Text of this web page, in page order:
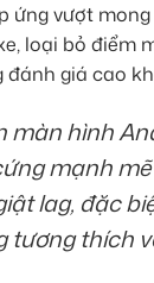
ứng vượt
loại bỏ điểm
đánh giá cao
màn hình
mạnh
lag, đặc
tương thích